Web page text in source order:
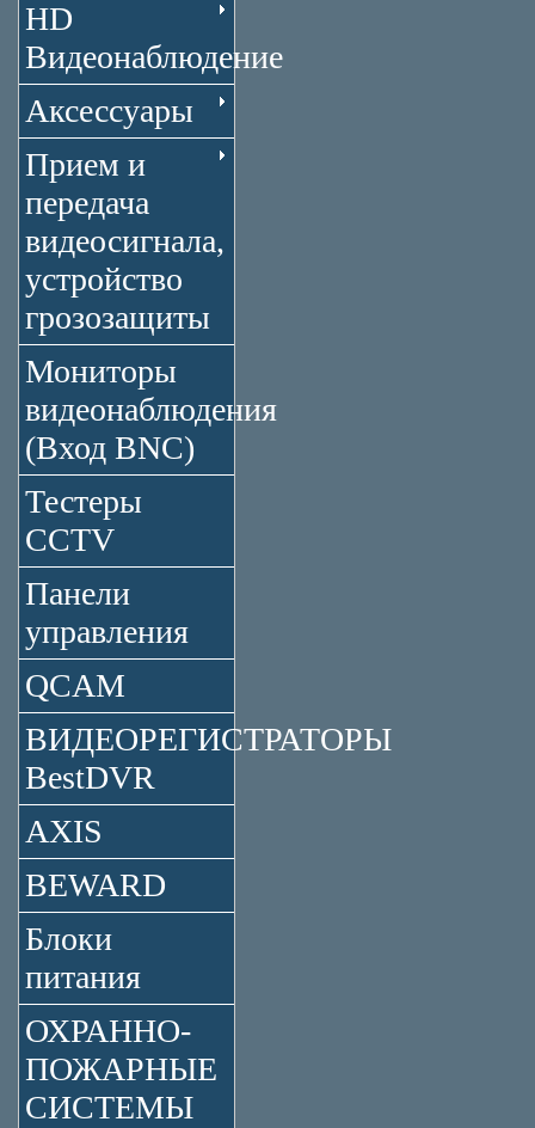
HD
Видеонаблюдение
Аксессуары
Прием и
передача
видеосигнала,
устройство
грозозащиты
Мониторы
видеонаблюдения
(Вход BNC)
Тестеры
CCTV
Панели
управления
QCAM
ВИДЕОРЕГИСТРАТОРЫ
BestDVR
AXIS
BEWARD
Блоки
питания
ОХРАННО-
ПОЖАРНЫЕ
СИСТЕМЫ